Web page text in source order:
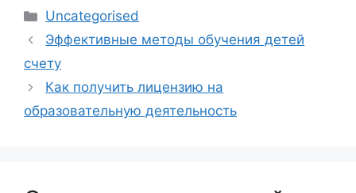
Рубрики
Uncategorised
Эффективные методы обучения детей
счету
Как получить лицензию на
образовательную деятельность